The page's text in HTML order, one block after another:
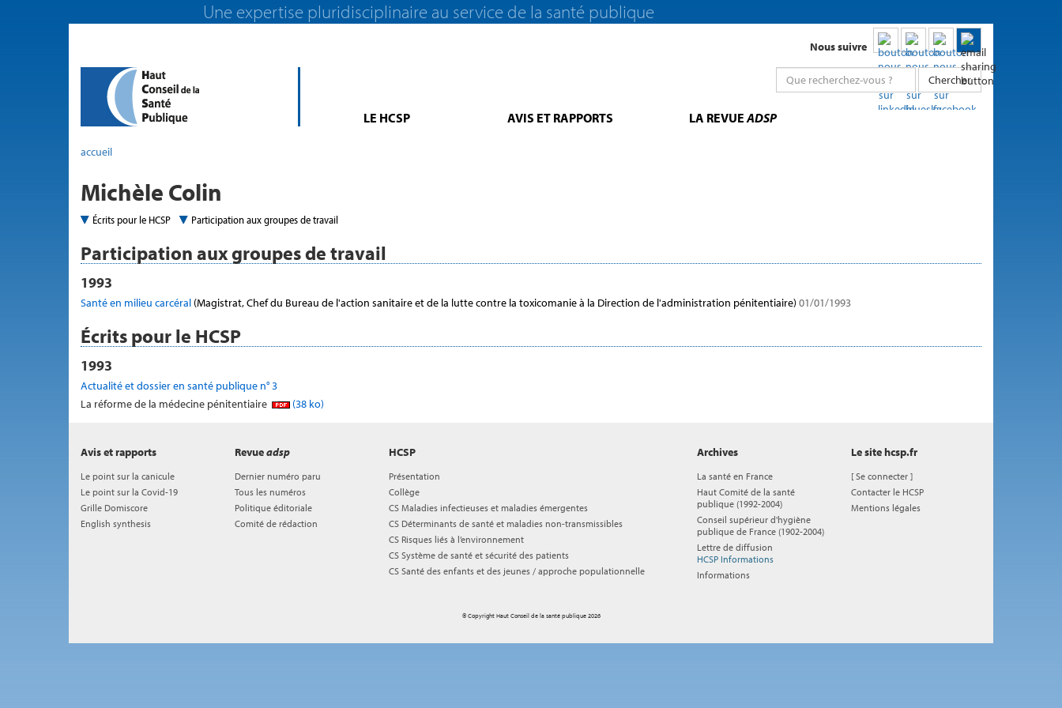
Une expertise pluridisciplinaire au service de la santé publique
Nous suivre
Chercher
LE HCSP AVIS ET RAPPORTS LA REVUEADSP
accueil
Michèle Colin
Écrits pour le HCSP Participation aux groupes de travail
Participation aux groupes de travail
1993
Santé en milieu carcéral (Magistrat, Chef du Bureau de l'action sanitaire et de la lutte contre la toxicomanie à la Direction de l'administration pénitentiaire) 01/01/1993
Écrits pour le HCSP
1993
Actualité et dossier en santé publique n° 3
La réforme de la médecine pénitentiaire
(38 ko)
HCSP
Présentation
Collège
CS Maladies infectieuses et maladies émergentes
CS Déterminants de santé et maladies non-transmissibles
CS Risques liés à l’environnement
CS Système de santé et sécurité des patients
CS Santé des enfants et des jeunes / approche populationnelle
Avis et rapports
Le point sur la canicule
Le point sur la Covid-19
Grille Domiscore
English synthesis
Revueadsp
Dernier numéro paru
Tous les numéros
Politique éditoriale
Comité de rédaction
Archives
La santé en France
Haut Comité de la santé
publique (1992-2004)
Conseil supérieur d'hygiène
publique de France (1902-2004)
Lettre de diffusion
HCSP Informations
Informations
Le site hcsp.fr
[Se connecter ]
Contacter le HCSP
Mentions légales
© Copyright Haut Conseil de la santé publique 2026